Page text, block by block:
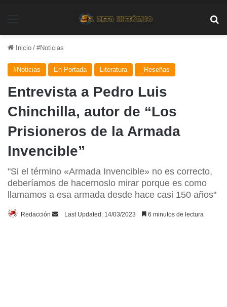
Inicio / #Noticias
#Noticias En Portada Literatura _Reseñas
Entrevista a Pedro Luis
Chinchilla, autor de “Los
Prisioneros de la Armada
Invencible”
"Si el término «Armada Invencible» no es correcto,
deberíamos de hacernoslo mirar porque es como
llamamos a esa armada desde hace casi 150 años"
Redacción
SendLast Updated: 14/03/2023 6 minutos de lectura